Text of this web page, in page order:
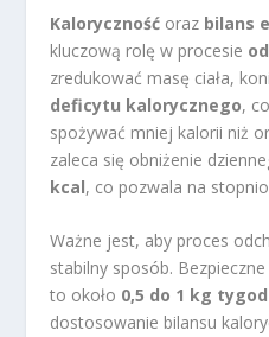
Kaloryczność oraz bilans
kluczową rolę w procesie
zredukować masę ciała,
deficytu kalorycznego,
spożywać mniej kalorii niż
zaleca się obniżenie
kcal, co pozwala na
Ważne jest, aby proces
stabilny sposób.
to około 0,5 do 1 kg
dostosowanie bilansu